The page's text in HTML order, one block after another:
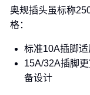
奥规插头虽标称
格：
标准10A插脚
15A/32A插脚
备设计